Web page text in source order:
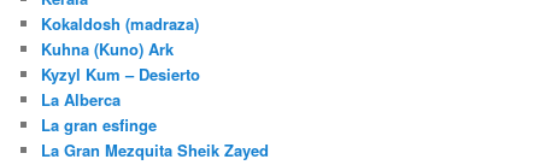
Kokaldosh (madraza)
Kuhna (Kuno) Ark
Kyzyl Kum – Desierto
La Alberca
La gran esfinge
La Gran Mezquita Sheik Zayed